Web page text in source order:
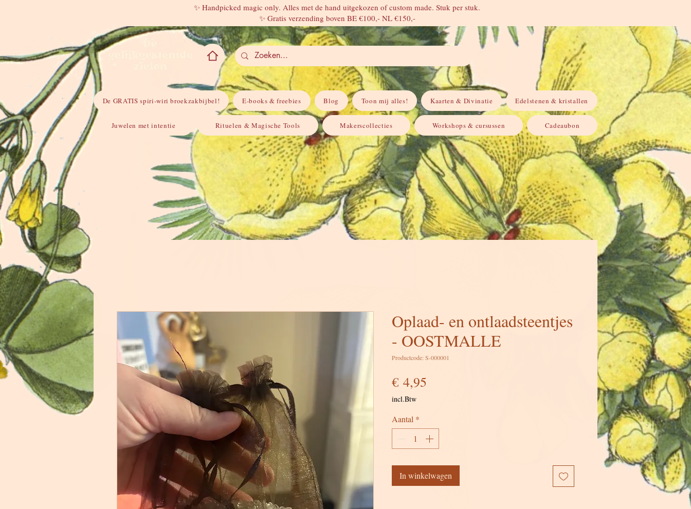
✨ Handpicked magic only. Alles met de hand uitgekozen of custom made. Stuk per stuk.
✨ Gratis verzending boven BE €100,- NL €150,-
Inloggen
De GRATIS spiri-wiri broekzakbijbel! E-books & freebies Blog Toon mij alles! Kaarten & Divinatie Edelstenen & kristallen
Juwelen met intentie Rituelen & Magische Tools Makerscollecties Workshops & cursussen Cadeaubon
Oplaad- en ontlaadsteentjes
- OOSTMALLE
Productcode: S-000001
€ 4,95
incl.Btw
Aantal *
In winkelwagen